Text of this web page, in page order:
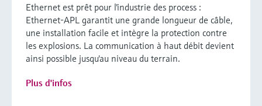
Ethernet est prêt pour l'industrie des process :
Ethernet-APL garantit une grande longueur de câble,
une installation facile et intègre la protection contre
les explosions. La communication à haut débit devient
ainsi possible jusqu'au niveau du terrain.
Plus d'infos